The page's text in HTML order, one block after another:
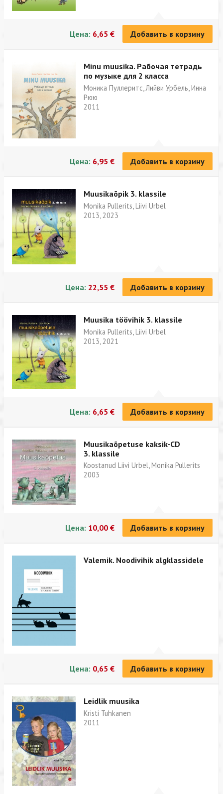
Цена: 6,65 € Добавить в корзину
Minu muusika. Рабочая тетрадь
по музыке для 2 класса
Моника Пуллеритс, Лийви Урбель, Инна
Рюю
2011
Цена: 6,95 € Добавить в корзину
Muusikaõpik 3. klassile
Monika Pullerits, Liivi Urbel
2013, 2023
Цена: 22,55 € Добавить в корзину
Muusika töövihik 3. klassile
Monika Pullerits, Liivi Urbel
2013, 2021
Цена: 6,65 € Добавить в корзину
Muusikaõpetuse kaksik-CD
3. klassile
Koostanud Liivi Urbel, Monika Pullerits
2003
Цена: 10,00 € Добавить в корзину
Valemik. Noodivihik algklassidele
Цена: 0,65 € Добавить в корзину
Leidlik muusika
Kristi Tuhkanen
2011